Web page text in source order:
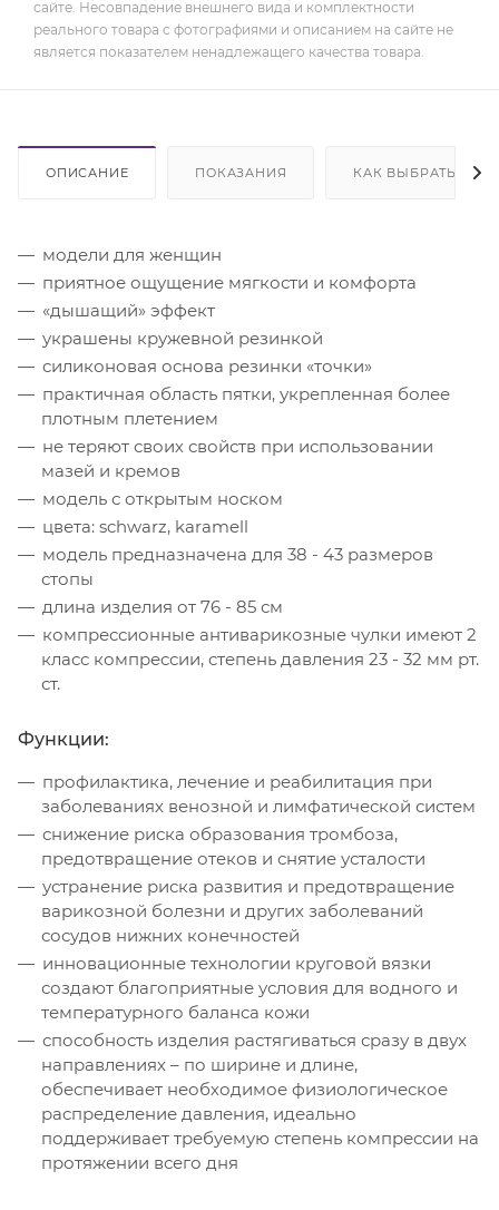
сайте. Несовпадение внешнего вида и комплектности
реального товара с фотографиями и описанием на сайте не
является показателем ненадлежащего качества товара.
ОПИСАНИЕ ПОКАЗАНИЯ КАК ВЫБРАТЬ
модели для женщин
приятное ощущение мягкости и комфорта
«дышащий» эффект
украшены кружевной резинкой
силиконовая основа резинки «точки»
практичная область пятки, укрепленная более
плотным плетением
не теряют своих свойств при использовании
мазей и кремов
модель с открытым носком
цвета: schwarz, karamell
модель предназначена для 38 - 43 размеров
стопы
длина изделия от 76 - 85 см
компрессионные антиварикозные чулки имеют 2
класс компрессии, степень давления 23 - 32 мм рт.
ст.
Функции:
профилактика, лечение и реабилитация при
заболеваниях венозной и лимфатической систем
снижение риска образования тромбоза,
предотвращение отеков и снятие усталости
устранение риска развития и предотвращение
варикозной болезни и других заболеваний
сосудов нижних конечностей
инновационные технологии круговой вязки
создают благоприятные условия для водного и
температурного баланса кожи
способность изделия растягиваться сразу в двух
направлениях – по ширине и длине,
обеспечивает необходимое физиологическое
распределение давления, идеально
поддерживает требуемую степень компрессии на
протяжении всего дня